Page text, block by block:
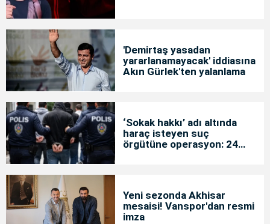
'Demirtaş yasadan
yararlanamayacak' iddiasına
Akın Gürlek'ten yalanlama
‘Sokak hakkı’ adı altında
haraç isteyen suç
örgütüne operasyon: 24
Yeni sezonda Akhisar
mesaisi! Vanspor'dan resmi
imza